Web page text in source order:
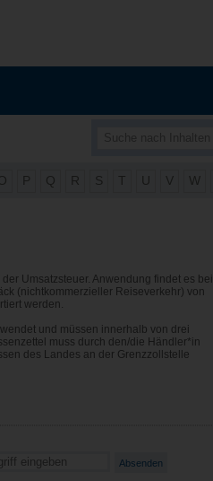
P Q R S T U V W
Umsatzsteuer. Anwendung findet es bei
(nichtkommerzieller Reiseverkehr) von
werden.
und müssen innerhalb von drei
muss durch den/die Händler*in
des Landes an der Grenzzollstelle